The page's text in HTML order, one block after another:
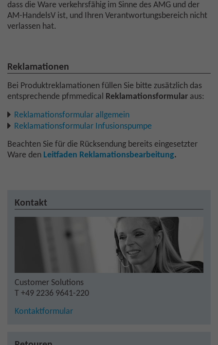
dass die Ware verkehrsfähig im Sinne des AMG und der
AM-HandelsV ist, und Ihren Verantwortungsbereich nicht
verlassen hat.
Reklamationen
Bei Produktreklamationen füllen Sie bitte zusätzlich das
entsprechende pfmmedical Reklamationsformular aus:
Reklamationsformular allgemein
Reklamationsformular Infusionspumpe
Beachten Sie für die Rücksendung bereits eingesetzter
Ware den Leitfaden Reklamationsbearbeitung.
Kontakt
Customer Solutions
T +49 2236 9641-220
Kontaktformular